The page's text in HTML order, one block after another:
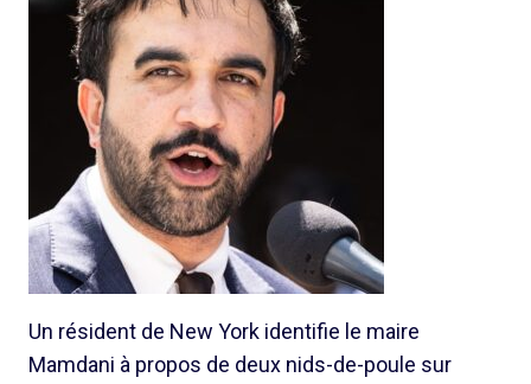
Un résident de New York identifie le maire
Mamdani à propos de deux nids-de-poule sur